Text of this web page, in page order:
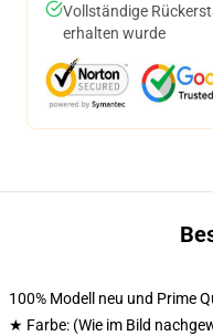
Vollständige
erhalten wurde
100% Modell neu und Prime
★ Farbe: (Wie im Bild